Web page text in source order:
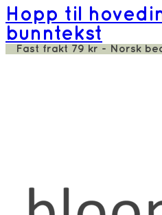
Hopp til
bunntekst
Fast frakt 79 kr - Norsk